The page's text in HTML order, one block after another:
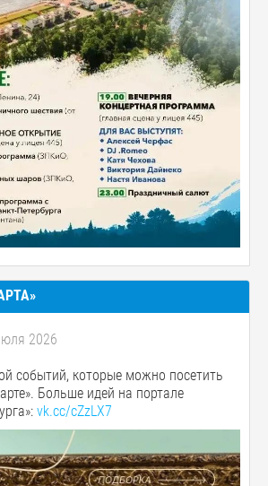
2026
событий, которые можно посетить
Больше идей на портале
vk.cc/cZzLX7